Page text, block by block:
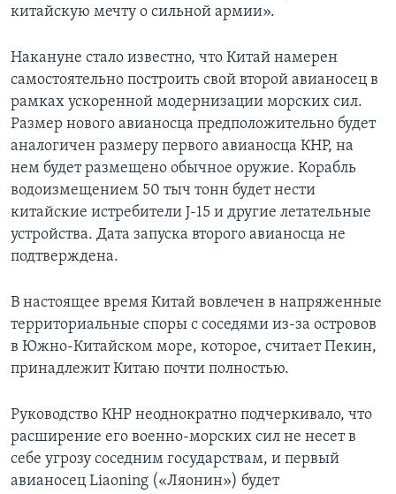
китайскую мечту о сильной армии».
Накануне стало известно, что Китай намерен
самостоятельно построить свой второй авианосец в
рамках ускоренной модернизации морских сил.
Размер нового авианосца предположительно будет
аналогичен размеру первого авианосца КНР, на
нем будет размещено обычное оружие. Корабль
водоизмещением 50 тыч тонн будет нести
китайские истребители J-15 и другие летательные
устройства. Дата запуска второго авианосца не
подтверждена.
В настоящее время Китай вовлечен в напряженные
территориальные споры с соседями из-за островов
в Южно-Китайском море, которое, считает Пекин,
принадлежит Китаю почти полностью.
Руководство КНР неоднократно подчеркивало, что
расширение его военно-морских сил не несет в
себе угрозу соседним государствам, и первый
авианосец Liaoning («Ляонин») будет